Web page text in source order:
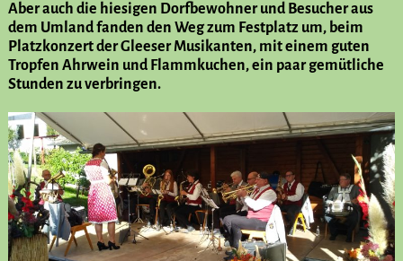
Aber auch die hiesigen Dorfbewohner und Besucher aus
dem Umland fanden den Weg zum Festplatz um, beim
Platzkonzert der Gleeser Musikanten, mit einem guten
Tropfen Ahrwein und Flammkuchen, ein paar gemütliche
Stunden zu verbringen.